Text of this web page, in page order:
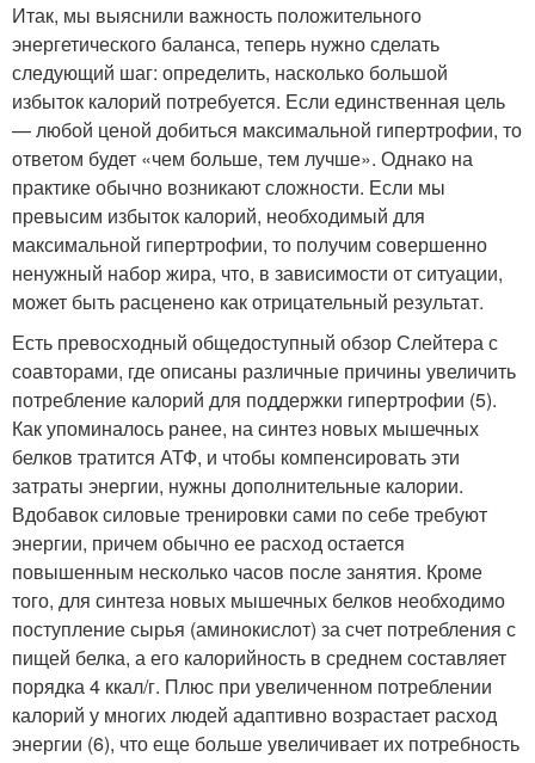
Итак, мы выяснили важность положительного
энергетического баланса, теперь нужно сделать
следующий шаг: определить, насколько большой
избыток калорий потребуется. Если единственная цель
— любой ценой добиться максимальной гипертрофии, то
ответом будет «чем больше, тем лучше». Однако на
практике обычно возникают сложности. Если мы
превысим избыток калорий, необходимый для
максимальной гипертрофии, то получим совершенно
ненужный набор жира, что, в зависимости от ситуации,
может быть расценено как отрицательный результат.
Есть превосходный общедоступный обзор Слейтера с
соавторами, где описаны различные причины увеличить
потребление калорий для поддержки гипертрофии (5).
Как упоминалось ранее, на синтез новых мышечных
белков тратится АТФ, и чтобы компенсировать эти
затраты энергии, нужны дополнительные калории.
Вдобавок силовые тренировки сами по себе требуют
энергии, причем обычно ее расход остается
повышенным несколько часов после занятия. Кроме
того, для синтеза новых мышечных белков необходимо
поступление сырья (аминокислот) за счет потребления с
пищей белка, а его калорийность в среднем составляет
порядка 4 ккал/г. Плюс при увеличенном потреблении
калорий у многих людей адаптивно возрастает расход
энергии (6), что еще больше увеличивает их потребность